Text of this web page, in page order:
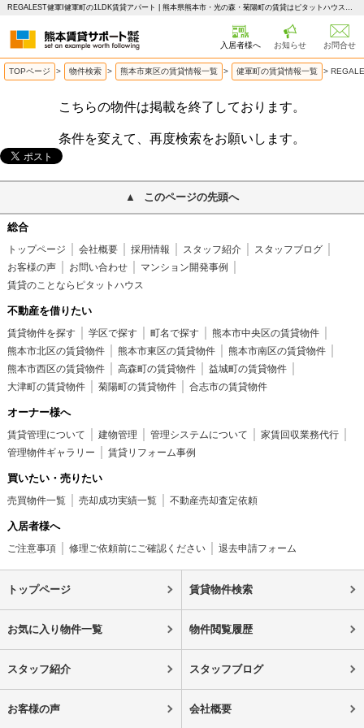
REGALEST健軍Ⅰ健軍町の1LDK賃貸アパート | 熊本県熊本市・光の森・菊陽町の賃貸はピタットハウス 熊本賃貸サポート
入居者様へ お知らせ お問合せ
TOPページ > 物件検索 > 熊本市東区の賃貸情報一覧 > 健軍町の賃貸情報一覧 >
こちらの物件は掲載を終了しております。
条件を変えて、再度検索をお願いします。
このページの先頭へ
総合
トップページ 会社概要 採用情報 スタッフ紹介
スタッフブログ
お客様の声
お問い合わせ
マンション開発事例
賃貸のことならピタットハウス
不動産を借りたい
賃貸物件を探す 学区で探す 町名で探す
熊本市中央区の賃貸物件
熊本市北区の賃貸物件
熊本市東区の賃貸物件
熊本市南区の賃貸物件
熊本市西区の賃貸物件
高森町の賃貸物件
益城町の賃貸物件
大津町の賃貸物件
菊陽町の賃貸物件 合志市の賃貸物件
オーナー様へ
賃貸管理について 建物管理 管理システムについて
家賃回収業務代行
管理物件ギャラリー
賃貸リフォーム事例
買いたい・売りたい
売買物件一覧 売却成功実績一覧 不動産売却査定依頼
入居者様へ
ご注意事項 修理ご依頼前にご確認ください 退去申請フォーム
トップページ 賃貸物件検索
お気に入り物件一覧 物件閲覧履歴
スタッフ紹介 スタッフブログ
お客様の声 会社概要